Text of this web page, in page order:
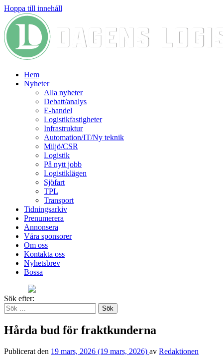
Hoppa till innehåll
Hem
Nyheter
Alla nyheter
Debatt/analys
E-handel
Logistikfastigheter
Infrastruktur
Automation/IT/Ny teknik
Miljö/CSR
Logistik
På nytt jobb
Logistiklägen
Sjöfart
TPL
Transport
Tidningsarkiv
Prenumerera
Annonsera
Våra sponsorer
Om oss
Kontakta oss
Nyhetsbrev
Bossa
Sök efter:
Hårda bud för fraktkunderna
Publicerat den 19 mars, 2026 (19 mars, 2026) av Redaktionen